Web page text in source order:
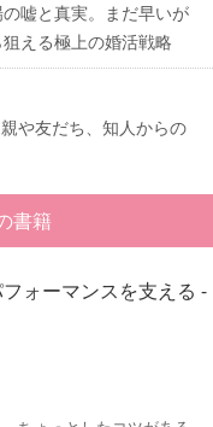
嘘と真実。まだ早いが
える極上の婚活戦略
や友だち、知人からの
書籍